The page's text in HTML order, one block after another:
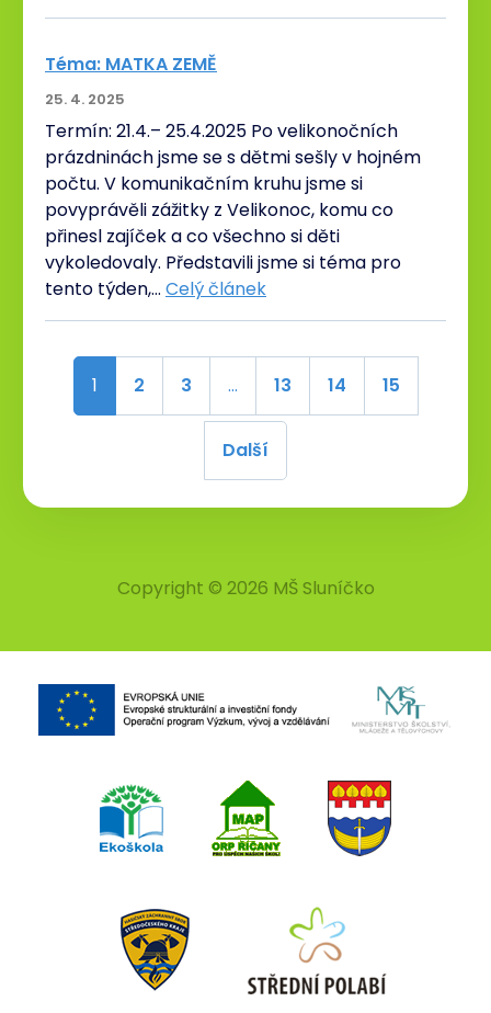
Téma: MATKA ZEMĚ
25. 4. 2025
Termín: 21.4.– 25.4.2025 Po velikonočních
prázdninách jsme se s dětmi sešly v hojném
počtu. V komunikačním kruhu jsme si
povyprávěli zážitky z Velikonoc, komu co
přinesl zajíček a co všechno si děti
vykoledovaly. Představili jsme si téma pro
tento týden,… Celý článek
1 2 3 … 13 14 15
Další
Copyright © 2026 MŠ Sluníčko